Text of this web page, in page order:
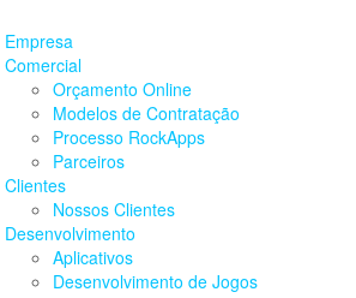
Empresa
Comercial
Orçamento Online
Modelos de Contratação
Processo RockApps
Parceiros
Clientes
Nossos Clientes
Desenvolvimento
Aplicativos
Desenvolvimento de Jogos